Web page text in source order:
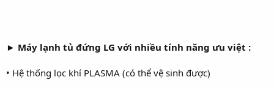
► Máy lạnh tủ đứng LG với nhiều tính năng ưu việt :
• Hệ thống lọc khí PLASMA (có thể vệ sinh được)